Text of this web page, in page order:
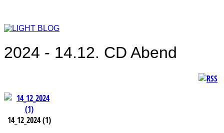
2024 - 14.12. CD Abend
14_12_2024 (1)